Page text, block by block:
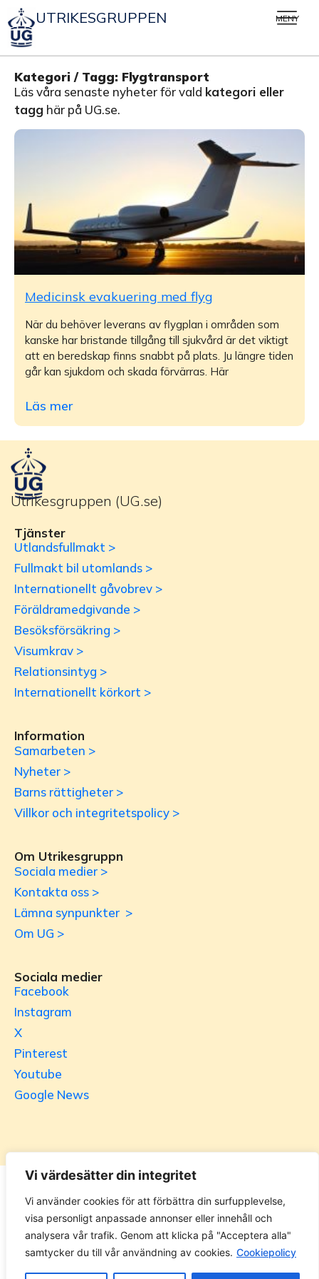
Vi värdesätter din integritet
Vi använder cookies för att förbättra din surfupplevelse,
visa personligt anpassade annonser eller innehåll och
analysera vår trafik. Genom att klicka på "Acceptera alla"
samtycker du till vår användning av cookies. Cookiepolicy
UTRIKESGRUPPEN MENY
Kategori / Tagg: Flygtransport
Läs våra senaste nyheter för vald kategori eller
tagg här på UG.se.
Medicinsk evakuering med flyg
När du behöver leverans av flygplan i områden som
kanske har bristande tillgång till sjukvård är det viktigt
att en beredskap finns snabbt på plats. Ju längre tiden
går kan sjukdom och skada förvärras. Här
Läs mer
Utrikesgruppen (UG.se)
Tjänster
Utlandsfullmakt >
Fullmakt bil utomlands >
Internationellt gåvobrev >
Föräldramedgivande >
Besöksförsäkring >
Visumkrav >
Relationsintyg >
Internationellt körkort >
Information
Samarbeten >
Nyheter >
Barns rättigheter >
Villkor och integritetspolicy >
Om Utrikesgruppn
Sociala medier >
Kontakta oss >
Lämna synpunkter >
Om UG >
Sociala medier
Facebook
Instagram
X
Pinterest
Youtube
Google News
Utrikesgruppen
UG.se – representeras helt i privat regi av Svenska
Utrikesgruppen AB. Materialet på webbplatsen får ej
kopieras utan tillåtelse. Alla priser anges ink. moms. 14
dagars ångerrätt.